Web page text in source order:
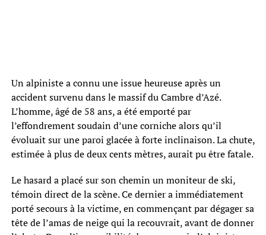
Un alpiniste a connu une issue heureuse après un
accident survenu dans le massif du Cambre d’Azé.
L’homme, âgé de 58 ans, a été emporté par
l’effondrement soudain d’une corniche alors qu’il
évoluait sur une paroi glacée à forte inclinaison. La chute,
estimée à plus de deux cents mètres, aurait pu être fatale.
Le hasard a placé sur son chemin un moniteur de ski,
témoin direct de la scène. Ce dernier a immédiatement
porté secours à la victime, en commençant par dégager sa
tête de l’amas de neige qui la recouvrait, avant de donner